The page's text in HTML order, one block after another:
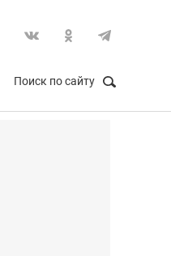
Поиск по сайту